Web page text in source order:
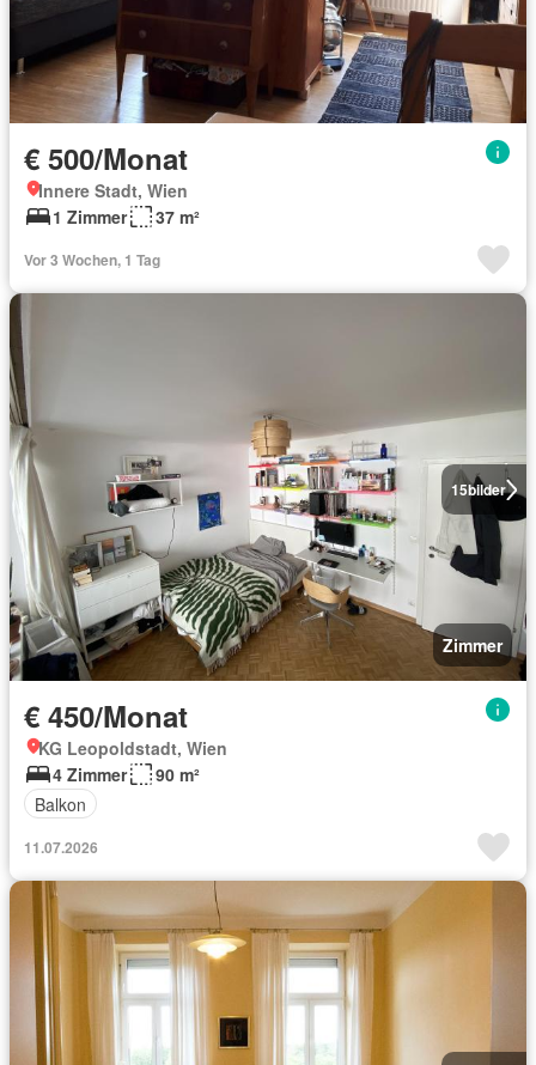
€ 500/Monat
Innere Stadt, Wien
1 Zimmer
37 m²
Vor 3 Wochen, 1 Tag
15bilder
Zimmer
€ 450/Monat
KG Leopoldstadt, Wien
4 Zimmer
90 m²
Balkon
11.07.2026